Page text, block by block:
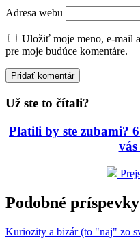
Adresa webu
Uložiť moje meno, e-mail
pre moje budúce komentáre.
Už ste to čítali?
Platili by ste zubami?
Podobné príspevky
Kuriozity a bizár (to "naj" zo